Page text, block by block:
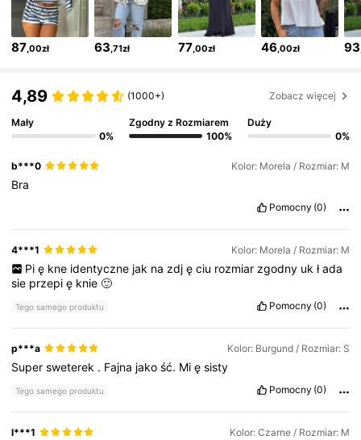
4,81 54K Obserwujący
54K Obserwujący
4,81
4,81 54K Obserwujący
4,81 54K Obserwujący
87,00zł 63,71zł 77,00zł 46,00zł 93
4,89 (1000+) Zobacz więcej
Mały
0%
Zgodny z Rozmiarem
100%
Duży
0%
b***0 Kolor: Morela / Rozmiar: M
Bra
Pomocny (0)
4***1 Kolor: Morela / Rozmiar: M
Pi ę kne identyczne jak na zdj ę ciu rozmiar zgodny uk łada
sie przepię knie🙂
Tego samego produktu Pomocny (0)
p***a Kolor: Burgund / Rozmiar: S
Supersweterek . Fajna jakość. Mięsisty
Tego samego produktu Pomocny (0)
l***1 Kolor: Czarne / Rozmiar: M